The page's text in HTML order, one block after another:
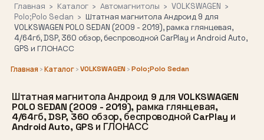
Главная › Каталог › Автомагнитолы › VOLKSWAGEN ›
Polo;Polo Sedan › Штатная магнитола Андроид 9 для
VOLKSWAGEN POLO SEDAN (2009 - 2019), рамка глянцевая,
4/64гб, DSP, 360 обзор, беспроводной CarPlay и Android Auto,
GPS и ГЛОНАСС
Главная ›Каталог›VOLKSWAGEN ›Polo;Polo Sedan
Штатная магнитола Андроид 9 для VOLKSWAGEN
POLO SEDAN (2009 - 2019), рамка глянцевая,
4/64гб, DSP, 360 обзор, беспроводной CarPlay и
Android Auto, GPS и ГЛОНАСС